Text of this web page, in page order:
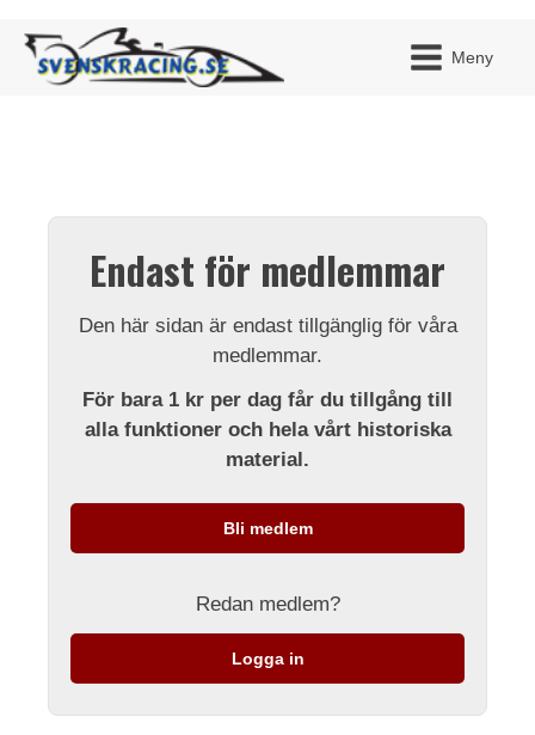
Meny
Endast för medlemmar
Den här sidan är endast tillgänglig för våra
medlemmar.
För bara 1 kr per dag får du tillgång till
alla funktioner och hela vårt historiska
material.
Bli medlem
Redan medlem?
Logga in